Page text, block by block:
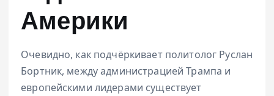
Америки
Очевидно, как подчёркивает политолог Руслан
Бортник, между администрацией Трампа и
европейскими лидерами существует